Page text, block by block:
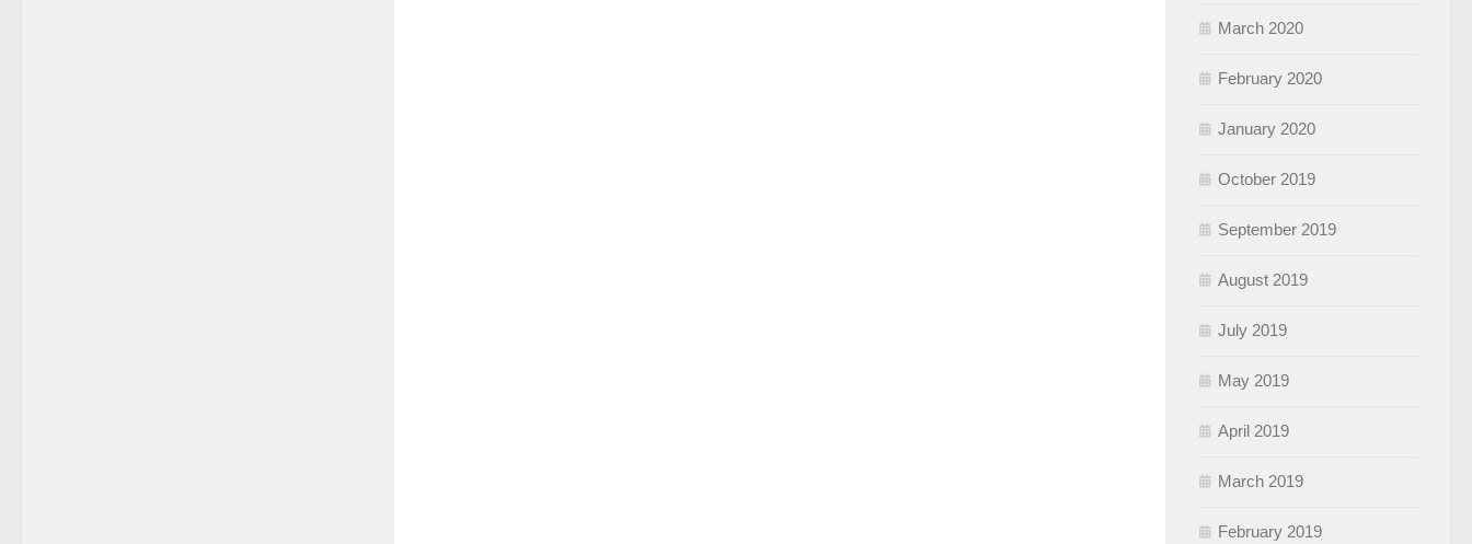
March 2020
February 2020
January 2020
October 2019
September 2019
August 2019
July 2019
May 2019
April 2019
March 2019
February 2019